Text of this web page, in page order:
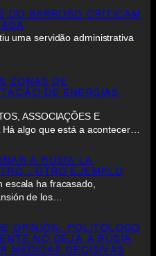
DO BARROSO CRITICAM
uma servidão administrativa
ZONAS DE
DE ENERGIAS
ASSOCIAÇÕES E
Há algo que está a acontecer…
A RUSIA LA
: OTRO EJEMPLO
escala ha fracasado,
de los…
OPINIÓN: POLITÓLOGO
NO DEJA A RUSIA
MEDIDAS DECISIVAS